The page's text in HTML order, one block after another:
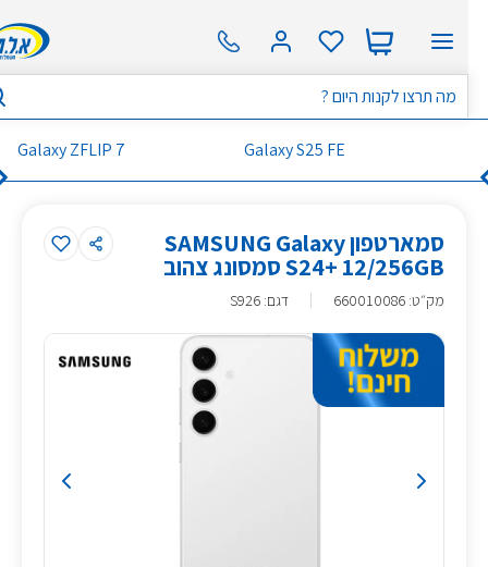
Galaxy S25 FE
Galaxy ZFLIP 7
סמארטפון SAMSUNG Galaxy
S24+ 12/256GB סמסונג צהוב
מק״ט:
660010086 דגם: S926